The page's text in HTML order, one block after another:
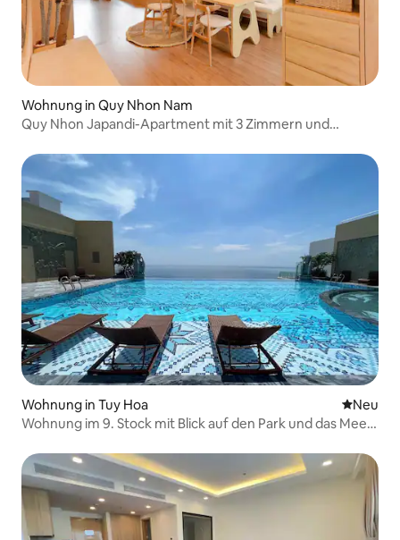
Wohnung in Quy Nhon Nam
Quy Nhon Japandi-Apartment mit 3 Zimmern und
Wohnung in Tuy Hoa Neue
Neu
Wohnung im 9. Stock mit Blick auf den Park und das Meer